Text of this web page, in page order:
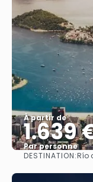
À partir de
1.639
Par personne
DESTINATION:Río